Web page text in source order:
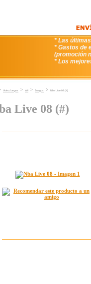
* Las
* Gastos de
(promoción
* Los
VideoJuegos > WII > Juegos > Nba Live 08 (#)
Live 08 (#)